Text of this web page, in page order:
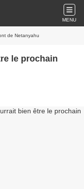
MENU
de Netanyahu
le prochain